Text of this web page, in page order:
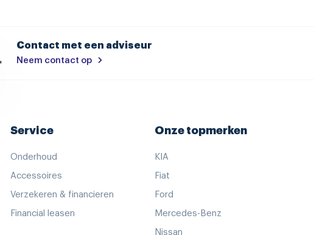
Contact met een adviseur
Neem contact op
Service
Onderhoud
Accessoires
Verzekeren & financieren
Financial leasen
Onze topmerken
KIA
Fiat
Ford
Mercedes-Benz
Nissan